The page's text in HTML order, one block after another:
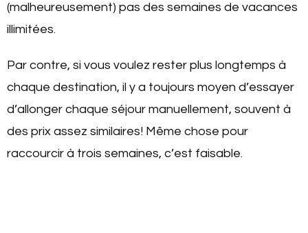
(malheureusement) pas des semaines de vacances
illimitées.
Par contre, si vous voulez rester plus longtemps à
chaque destination, il y a toujours moyen d’essayer
d’allonger chaque séjour manuellement, souvent à
des prix assez similaires! Même chose pour
raccourcir à trois semaines, c’est faisable.